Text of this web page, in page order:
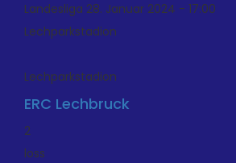
Landesliga 28. Januar 2024 - 17:00
Lechparkstadion
Lechparkstadion
ERC Lechbruck
2
loss